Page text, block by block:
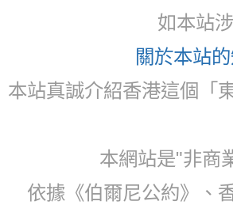
如本站
關於本站
本站真誠介紹香港這個「
本網站是"非商
依據《伯爾尼公約》、